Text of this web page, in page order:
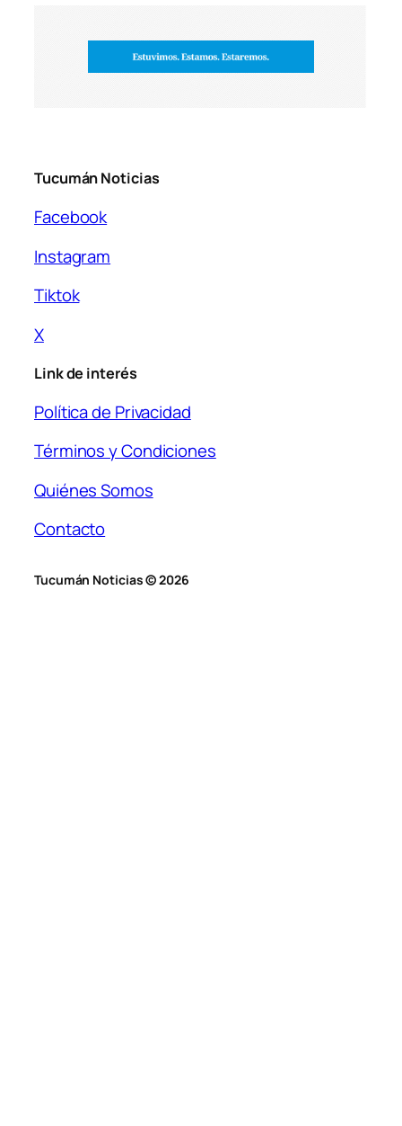
Tucumán Noticias
Facebook
Instagram
Tiktok
X
Link de interés
Política de Privacidad
Términos y Condiciones
Quiénes Somos
Contacto
Tucumán Noticias © 2026